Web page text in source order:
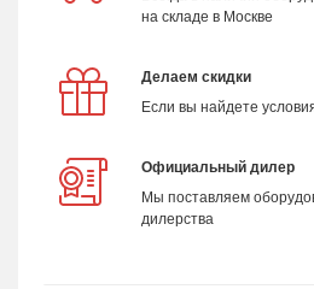
на складе в Москве
Делаем скидки
Если вы найдете
Официальный дилер
Мы поставляем
дилерства